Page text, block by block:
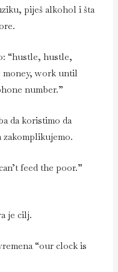
piješ alkohol i šta
“hustle, hustle,
money, work until
number.”
da koristimo da
zakomplikujemo.
feed the poor.”
je cilj.
“our clock is